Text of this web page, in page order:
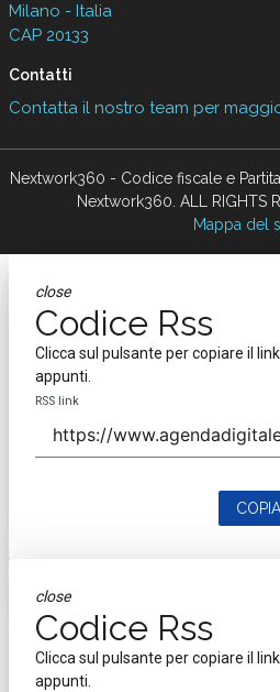
Milano - Italia
CAP 20133
Contatti
Contatta il nostro team per
Nextwork360 - Codice fiscale e
Nextwork360. ALL RIGHTS
Mappa del
close
Codice Rss
Clicca sul pulsante per copiare il
appunti.
RSS link
close
Codice Rss
Clicca sul pulsante per copiare il
appunti.